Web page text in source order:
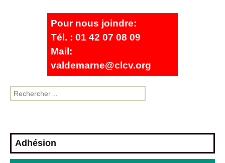
Pour nous joindre:
Tél. : 01 42 07 08 09
Mail:
valdemarne@clcv.org
Adhésion